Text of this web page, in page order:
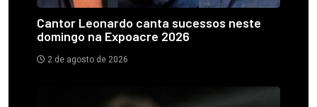
Cantor Leonardo canta sucessos neste
domingo na Expoacre 2026
2 de agosto de 2026